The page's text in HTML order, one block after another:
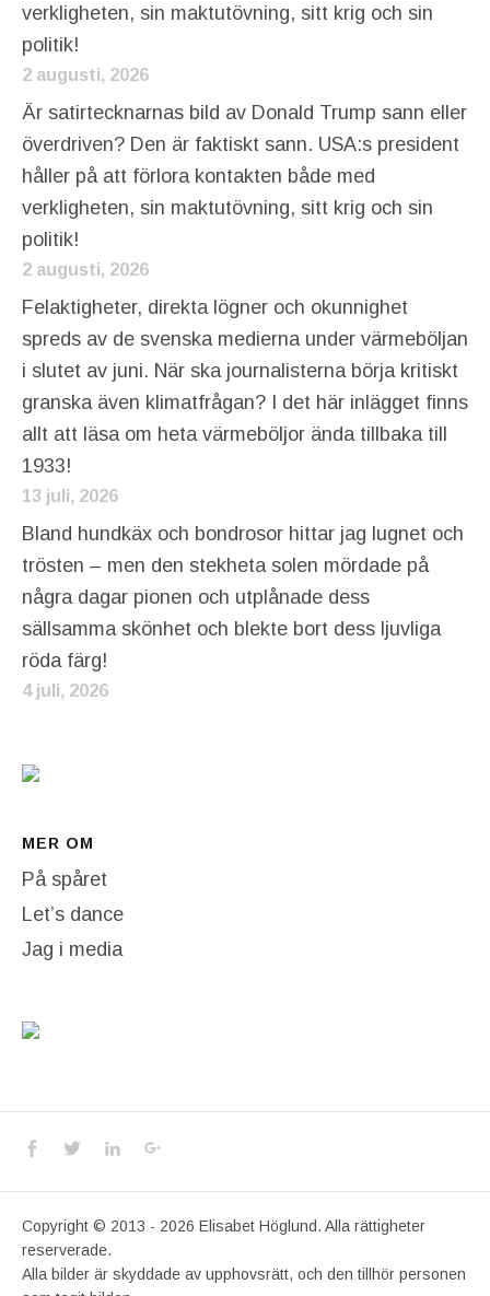
verkligheten, sin maktutövning, sitt krig och sin
politik!
2 augusti, 2026
Är satirtecknarnas bild av Donald Trump sann eller
överdriven? Den är faktiskt sann. USA:s president
håller på att förlora kontakten både med
verkligheten, sin maktutövning, sitt krig och sin
politik!
2 augusti, 2026
Felaktigheter, direkta lögner och okunnighet
spreds av de svenska medierna under värmeböljan
i slutet av juni. När ska journalisterna börja kritiskt
granska även klimatfrågan? I det här inlägget finns
allt att läsa om heta värmeböljor ända tillbaka till
1933!
13 juli, 2026
Bland hundkäx och bondrosor hittar jag lugnet och
trösten – men den stekheta solen mördade på
några dagar pionen och utplånade dess
sällsamma skönhet och blekte bort dess ljuvliga
röda färg!
4 juli, 2026
MER OM
På spåret
Let’s dance
Jag i media
Social Media Profiles
Facebook
TwitterLinkedIn
Copyright © 2013 - 2026 Elisabet Höglund. Alla rättigheter
reserverade.
Alla bilder är skyddade av upphovsrätt, och den tillhör personen